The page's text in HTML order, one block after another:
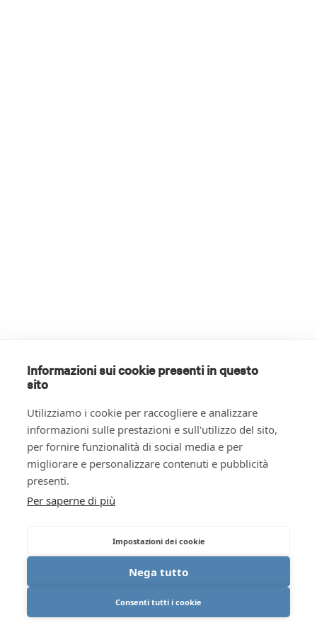
Informazioni sui cookie presenti in questo
sito
Utilizziamo i cookie per raccogliere e analizzare
informazioni sulle prestazioni e sull'utilizzo del sito,
per fornire funzionalità di social media e per
migliorare e personalizzare contenuti e pubblicità
presenti.
Per saperne di più
Impostazioni dei cookie
Nega tutto
Consenti tutti i cookie